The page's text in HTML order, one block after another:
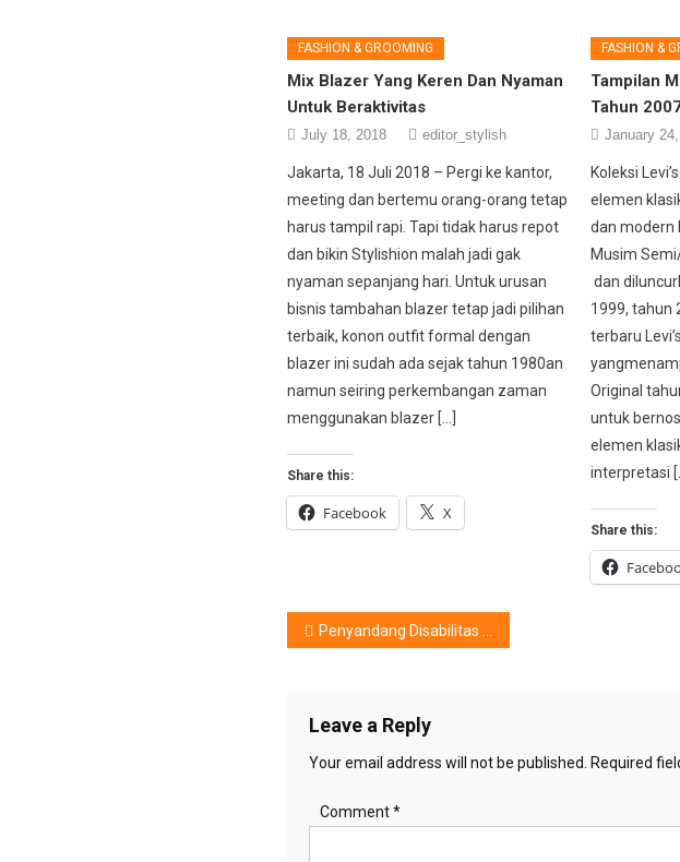
FASHION & GROOMING
Mix Blazer Yang Keren Dan Nyaman
Untuk Beraktivitas
July 18, 2018 editor_stylish
Jakarta, 18 Juli 2018 – Pergi ke kantor,
meeting dan bertemu orang-orang tetap
harus tampil rapi. Tapi tidak harus repot
dan bikin Stylishion malah jadi gak
nyaman sepanjang hari. Untuk urusan
bisnis tambahan blazer tetap jadi pilihan
terbaik, konon outfit formal dengan
blazer ini sudah ada sejak tahun 1980an
namun seiring perkembangan zaman
menggunakan blazer […]
Share this:
Facebook X
FASHION &
Tampilan
Tahun
January
Koleksi
elemen
dan modern
Musim
dan
1999, tahun
terbaru
Original
untuk
elemen
interpretasi
Share this:
Post
Penyandang Disabilitas Warnai Monas Jakarta
Leave a Reply
Your email address will not be published. Required
Comment*